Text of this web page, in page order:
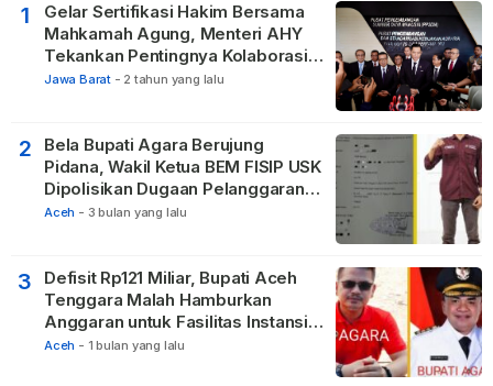
1
Gelar Sertifikasi Hakim Bersama
Mahkamah Agung, Menteri AHY
Tekankan Pentingnya Kolaborasi
untuk Hadirkan Keadilan bagi
Jawa Barat - 2 tahun yang lalu
2
Bela Bupati Agara Berujung
Pidana, Wakil Ketua BEM FISIP USK
Dipolisikan Dugaan Pelanggaran
Privasi dan UU ITE
Aceh - 3 bulan yang lalu
3
Defisit Rp121 Miliar, Bupati Aceh
Tenggara Malah Hamburkan
Anggaran untuk Fasilitas Instansi
Vertikal
Aceh - 1 bulan yang lalu